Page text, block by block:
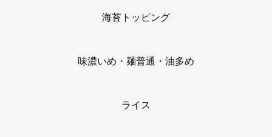
海苔トッピング
味濃いめ・麺普通・油多め
ライス